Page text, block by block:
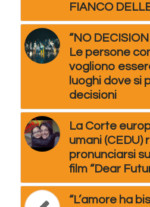
FIANCO
“NO
Le persone
vogliono
luoghi dove si
decisioni
La Corte
umani (CEDU)
pronunciarsi
film “Dear
“L’amore ha